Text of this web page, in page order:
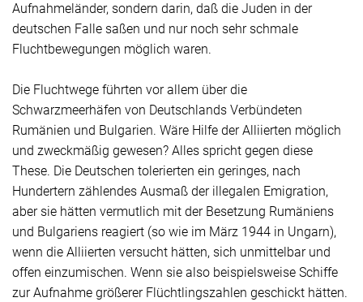
Aufnahmeländer, sondern darin, daß die Juden in der
deutschen Falle saßen und nur noch sehr schmale
Fluchtbewegungen möglich waren.
Die Fluchtwege führten vor allem über die
Schwarzmeerhäfen von Deutschlands Verbündeten
Rumänien und Bulgarien. Wäre Hilfe der Alliierten möglich
und zweckmäßig gewesen? Alles spricht gegen diese
These. Die Deutschen tolerierten ein geringes, nach
Hundertern zählendes Ausmaß der illegalen Emigration,
aber sie hätten vermutlich mit der Besetzung Rumäniens
und Bulgariens reagiert (so wie im März 1944 in Ungarn),
wenn die Alliierten versucht hätten, sich unmittelbar und
offen einzumischen. Wenn sie also beispielsweise Schiffe
zur Aufnahme größerer Flüchtlingszahlen geschickt hätten.